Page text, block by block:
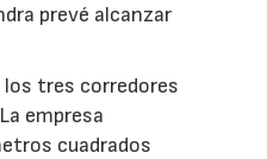
prevé alcanzar
los tres corredores
empresa
cuadrados